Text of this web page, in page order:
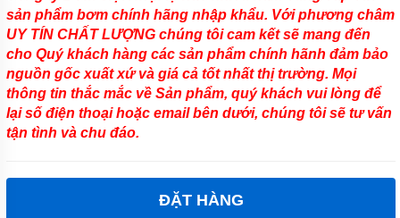
MÁY
BƠM
CHÌM
NƯỚC
THẢI
CNP
MÁY
sản phẩm bơm chính hãng nhập khẩu. Với phương châm
UY TÍN CHẤT LƯỢNG chúng tôi cam kết sẽ mang đến
cho Quý khách hàng các sản phẩm chính hãnh đảm bảo
nguồn gốc xuất xứ và giá cả tốt nhất thị trường. Mọi
thông tin thắc mắc về Sản phẩm, quý khách vui lòng để
lại số điện thoại hoặc email bên dưới, chúng tôi sẽ tư vấn
tận tình và chu đáo.
ĐẶT HÀNG